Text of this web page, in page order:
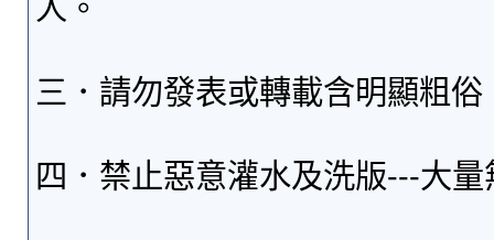
人。
三．請勿發表或轉載含明顯粗
四．禁止惡意灌水及洗版---大